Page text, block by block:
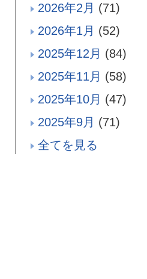
2026年2月 (71)
2026年1月 (52)
2025年12月 (84)
2025年11月 (58)
2025年10月 (47)
2025年9月 (71)
全てを見る